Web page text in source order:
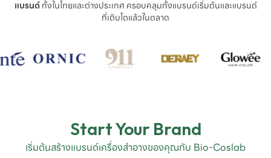
แบรนด์ทั้งในไทยและต่างประเทศ ครอบคลุมทั้งแบรนด์เริ่มต้นและแบรนด์
ที่เติบโตแล้วในตลาด
Start Your Brand
เริ่มต้นสร้างแบรนด์เครื่องสำอางของคุณกับ Bio-Coslab